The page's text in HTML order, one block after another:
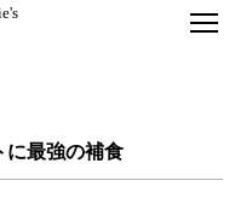
に最強の補食